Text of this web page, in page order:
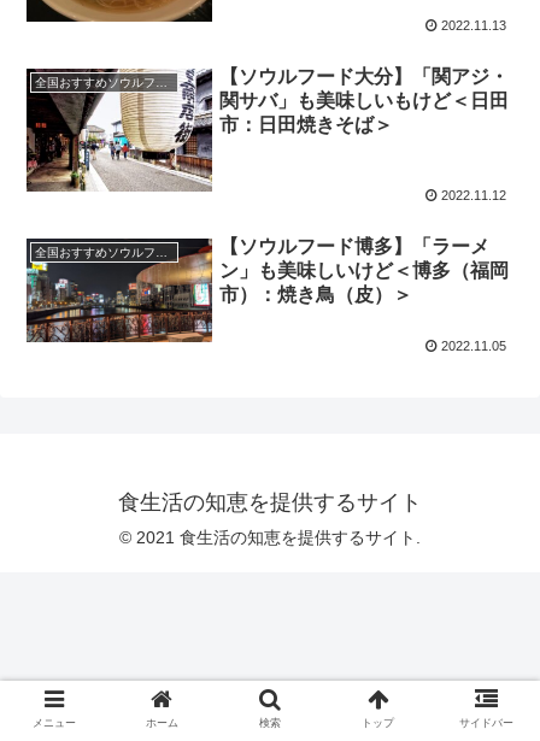
2022.11.13
【ソウルフード大分】「関アジ・
関サバ」も美味しいもけど＜日田
市：日田焼きそば＞
2022.11.12
【ソウルフード博多】「ラーメ
ン」も美味しいけど＜博多（福岡
市）：焼き鳥（皮）＞
2022.11.05
食生活の知恵を提供するサイト
© 2021 食生活の知恵を提供するサイト.
メニュー ホーム 検索 トップ サイドバー